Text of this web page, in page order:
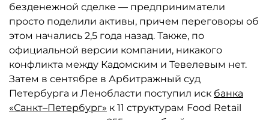
безденежной сделке — предприниматели
просто поделили активы, причем переговоры об
этом начались 2,5 года назад. Также, по
официальной версии компании, никакого
конфликта между Кадомским и Тевелевым нет.
Затем в сентябре в Арбитражный суд
Петербурга и Ленобласти поступил иск банка
«Санкт–Петербург» к 11 структурам Food Retail